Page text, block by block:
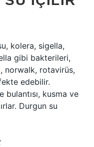
kolera, sigella,
gibi bakterileri,
norwalk, rotavirüs,
edebilir.
kusma ve
Durgun su